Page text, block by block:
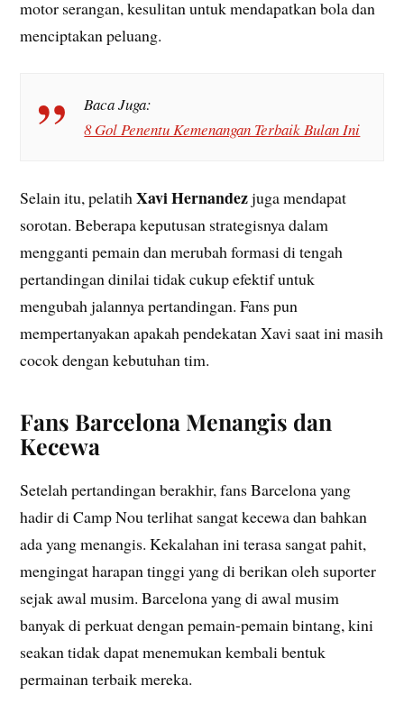
motor serangan, kesulitan untuk mendapatkan bola dan
menciptakan peluang.
Baca Juga:
8 Gol Penentu Kemenangan Terbaik Bulan Ini
Selain itu, pelatihXavi Hernandezjuga mendapat
sorotan. Beberapa keputusan strategisnya dalam
mengganti pemain dan merubah formasi di tengah
pertandingan dinilai tidak cukup efektif untuk
mengubah jalannya pertandingan. Fans pun
mempertanyakan apakah pendekatan Xavi saat ini masih
cocok dengan kebutuhan tim.
Fans Barcelona Menangis dan
Kecewa
Setelah pertandingan berakhir, fans Barcelona yang
hadir di Camp Nou terlihat sangat kecewa dan bahkan
ada yang menangis. Kekalahan ini terasa sangat pahit,
mengingat harapan tinggi yang di berikan oleh suporter
sejak awal musim. Barcelona yang di awal musim
banyak di perkuat dengan pemain-pemain bintang, kini
seakan tidak dapat menemukan kembali bentuk
permainan terbaik mereka.